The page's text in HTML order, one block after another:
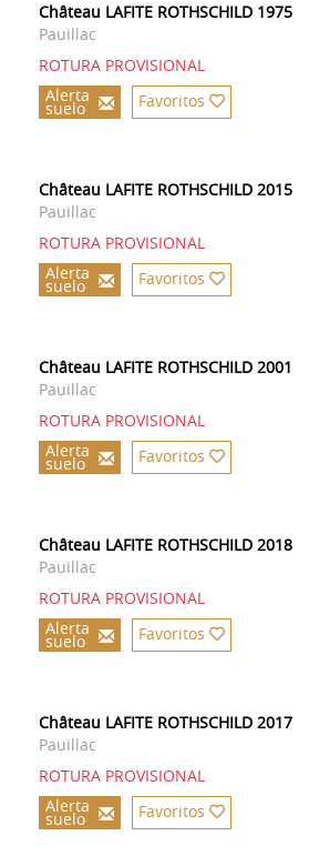
Château LAFITE ROTHSCHILD 1975
Pauillac
ROTURA PROVISIONAL
Alerta
suelo Favoritos
Château LAFITE ROTHSCHILD 2015
Pauillac
ROTURA PROVISIONAL
Alerta
suelo Favoritos
Château LAFITE ROTHSCHILD 2001
Pauillac
ROTURA PROVISIONAL
Alerta
suelo Favoritos
Château LAFITE ROTHSCHILD 2018
Pauillac
ROTURA PROVISIONAL
Alerta
suelo Favoritos
Château LAFITE ROTHSCHILD 2017
Pauillac
ROTURA PROVISIONAL
Alerta
suelo Favoritos